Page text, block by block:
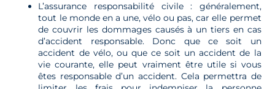
L’assurance responsabilité civile : généralement,
tout le monde en a une, vélo ou pas, car elle permet
de couvrir les dommages causés à un tiers en cas
d’accident responsable. Donc que ce soit un
accident de vélo, ou que ce soit un accident de la
vie courante, elle peut vraiment être utile si vous
êtes responsable d’un accident. Cela permettra de